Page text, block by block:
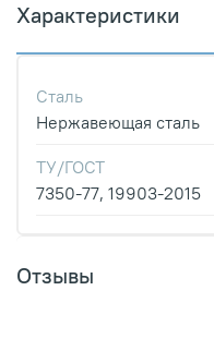
Характеристики
Сталь
Нержавеющая сталь
ТУ/ГОСТ
7350-77, 19903-2015
Отзывы